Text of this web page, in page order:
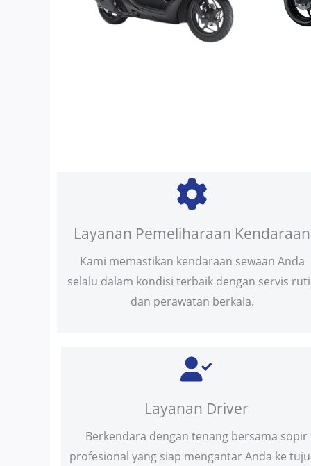
Layanan Pemeliharaan Kendaraan
Kami memastikan kendaraan sewaan Anda
selalu dalam kondisi terbaik dengan servis
dan perawatan berkala.
Layanan Driver
Berkendara dengan tenang bersama sopir
profesional yang siap mengantar Anda ke